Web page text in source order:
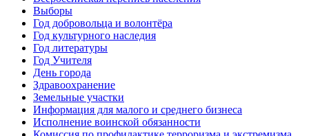
Выборы
Год добровольца и волонтёра
Год культурного наследия
Год литературы
Год Учителя
День города
Здравоохранение
Земельные участки
Информация для малого и среднего бизнеса
Исполнение воинской обязанности